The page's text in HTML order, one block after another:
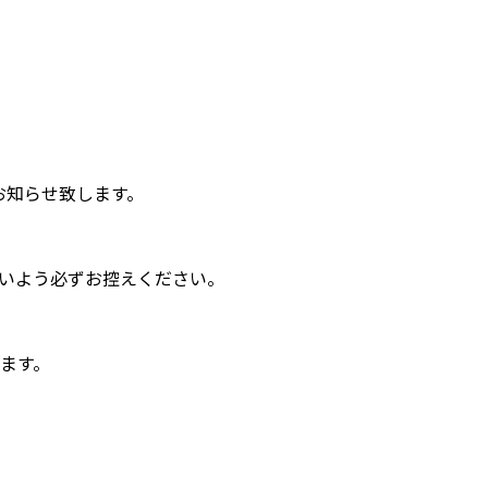
らせ致します。
よう必ずお控えください。
。